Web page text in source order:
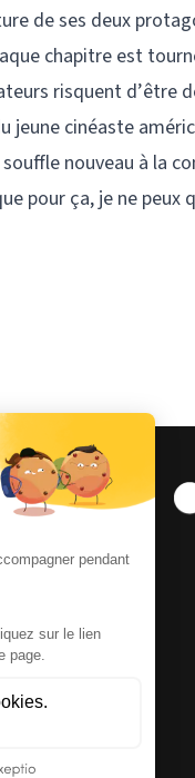
de ses deux
chapitre est
risquent d’être
jeune cinéaste
nouveau à la
pour ça, je ne peux
varois.